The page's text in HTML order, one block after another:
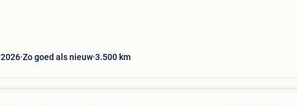
2026 Zo goed als nieuw 3.500 km